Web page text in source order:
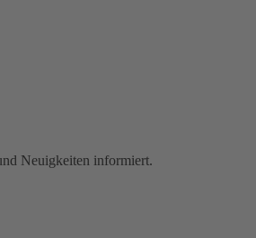
Neuigkeiten informiert.